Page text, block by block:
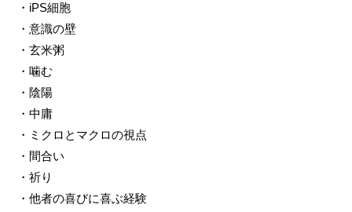
・iPS細胞
・意識の壁
・玄米粥
・噛む
・陰陽
・中庸
・ミクロとマクロの視点
・間合い
・祈り
・他者の喜びに喜ぶ経験